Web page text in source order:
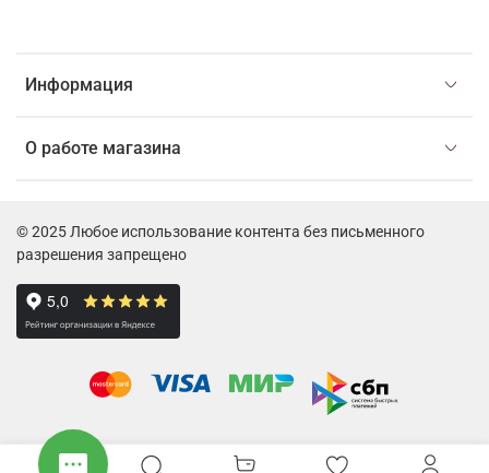
Информация
О работе магазина
© 2025 Любое использование контента без письменного
разрешения запрещено